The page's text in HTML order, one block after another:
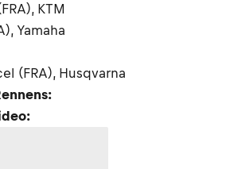
KTM
Yamaha
(FRA), Husqvarna